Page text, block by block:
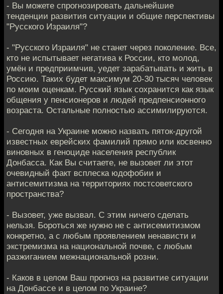
- Вы можете спрогнозировать дальнейшие
тенденции развития ситуации и общие перспективы
"Русского Израиля"?
- "Русского Израиля" не станет через поколение. Все,
кто не испытывает негатива к России, кто молод,
умён и предприимчив, уедет зарабатывать и жить в
Россию. Таких будет максимум 20-30 тысяч человек
по моим оценкам. Русский язык сохранится как язык
общения у пенсионеров и людей предпенсионного
возраста. Остальные полностью ассимилируются.
- Сегодня на Украине можно назвать пяток-другой
известных еврейских фамилий прямо или косвенно
виновных в геноциде населения республик
Донбасса. Как Вы считаете, не вызовет ли этот
очевидный факт всплеска юдофобии и
антисемитизма на территориях постсоветского
пространства?
- Вызовет, уже вызвал. С этим ничего сделать
нельзя. Бороться же нужно не с антисемитизмом
конкретно, а с любым проявлением ненависти и
экстремизма на национальной почве, с любым
разжиганием межнациональной розни.
- Каков в целом Ваш прогноз на развитие ситуации
на Донбассе и в целом по Украине?